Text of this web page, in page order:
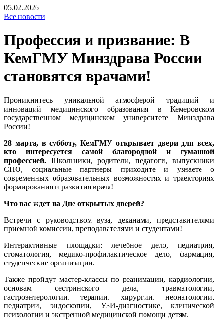
05.02.2026
Все новости
Профессия и призвание: В
КемГМУ Минздрава России
становятся врачами!
Проникнитесь уникальной атмосферой традиций и
инноваций медицинского образования в Кемеровском
государственном медицинском университете Минздрава
России!
28 марта, в субботу, КемГМУ открывает двери для всех,
кто интересуется самой благородной и гуманной
профессией. Школьники, родители, педагоги, выпускники
СПО, социальные партнеры приходите и узнаете о
современных образовательных возможностях и траекториях
формирования и развития врача!
Что вас ждет на Дне открытых дверей?
Встречи с руководством вуза, деканами, представителями
приемной комиссии, преподавателями и студентами!
Интерактивные площадки: лечебное дело, педиатрия,
стоматология, медико-профилактическое дело, фармация,
студенческие организации.
Также пройдут мастер-классы по реанимации, кардиологии,
основам сестринского дела, травматологии,
гастроэнтерологии, терапии, хирургии, неонатологии,
педиатрии, эндоскопии, УЗИ-диагностике, клинической
психологии и экстренной медицинской помощи детям.